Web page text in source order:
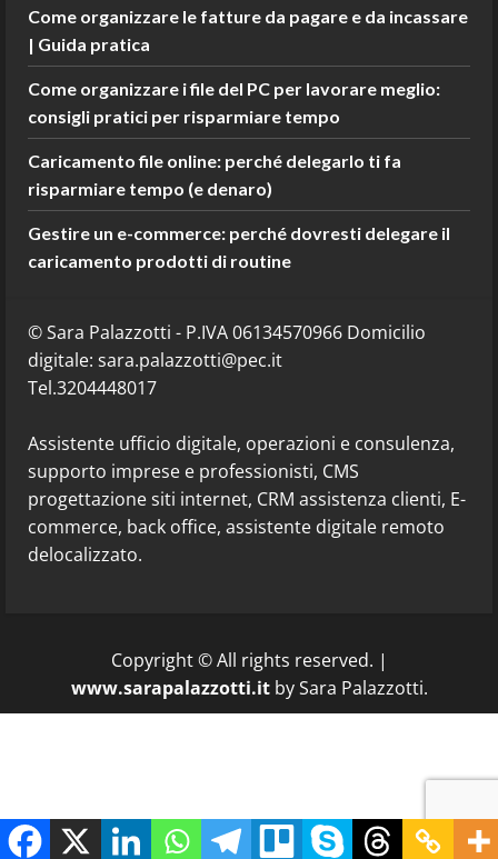
Come organizzare le fatture da pagare e da incassare
| Guida pratica
Come organizzare i file del PC per lavorare meglio:
consigli pratici per risparmiare tempo
Caricamento file online: perché delegarlo ti fa
risparmiare tempo (e denaro)
Gestire un e-commerce: perché dovresti delegare il
caricamento prodotti di routine
© Sara Palazzotti - P.IVA 06134570966 Domicilio
digitale: sara.palazzotti@pec.it
Tel.3204448017
Assistente ufficio digitale, operazioni e consulenza,
supporto imprese e professionisti, CMS
progettazione siti internet, CRM assistenza clienti, E-
commerce, back office, assistente digitale remoto
delocalizzato.
Copyright © All rights reserved. |
www.sarapalazzotti.itby Sara Palazzotti.